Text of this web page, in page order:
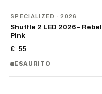
SPECIALIZED · 2026
Shuffle 2 LED 2026 – Rebel
Pink
€ 55
ESAURITO